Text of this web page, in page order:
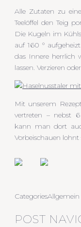
Alle Zutaten zu
Teelöffel den Teig
Die Kugeln im
auf 160 °
das Innere herrlich
lassen. Verzieren
Mit unserem
vertreten – nebst 6
kann man dort
Vorbeischauen lohnt
CategoriesAllgemein
POST